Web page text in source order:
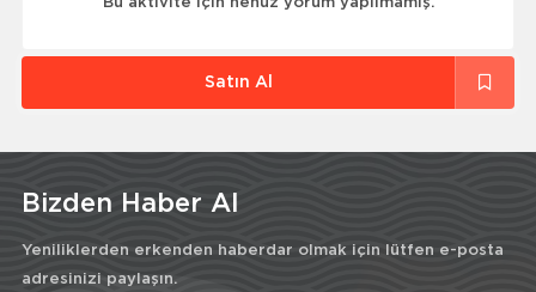
Satın Al
Bizden Haber Al
Yeniliklerden erkenden haberdar olmak için lütfen e-posta
adresinizi paylaşın.